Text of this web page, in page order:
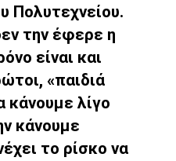
Πολυτεχνείου.
την έφερε η
είναι και
«παιδιά
κάνουμε λίγο
κάνουμε
το ρίσκο να